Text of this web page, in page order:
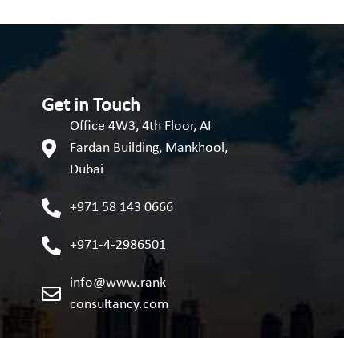
Get in Touch
Office 4W3, 4th Floor, AI
Fardan Building, Mankhool,
Dubai
+971 58 143 0666
+971-4-2986501
info@www.rank-
consultancy.com